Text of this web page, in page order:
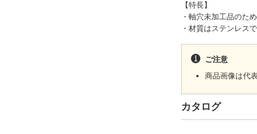
【特長】
・軸穴未加工品のた
・材質はステンレス
ご注意
商品画像は代
カタログ